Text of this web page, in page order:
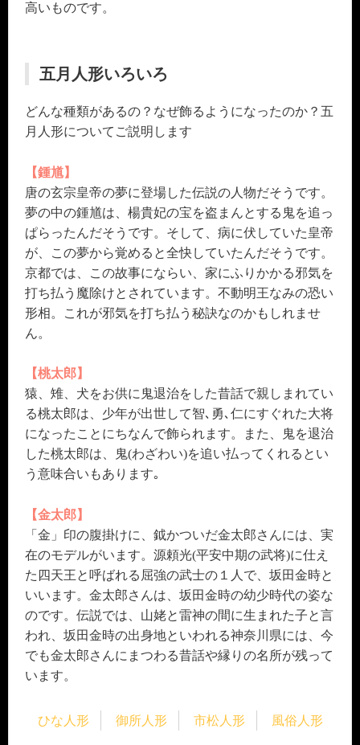
高いものです。
五月人形いろいろ
どんな種類があるの？なぜ飾るようになったのか？五
月人形についてご説明します
【鍾馗】
唐の玄宗皇帝の夢に登場した伝説の人物だそうです。
夢の中の鍾馗は、楊貴妃の宝を盗まんとする鬼を追っ
ぱらったんだそうです。そして、病に伏していた皇帝
が、この夢から覚めると全快していたんだそうです。
京都では、この故事にならい、家にふりかかる邪気を
打ち払う魔除けとされています。不動明王なみの恐い
形相。これが邪気を打ち払う秘訣なのかもしれませ
ん。
【桃太郎】
猿、雉、犬をお供に鬼退治をした昔話で親しまれてい
る桃太郎は、少年が出世して智､勇､仁にすぐれた大将
になったことにちなんで飾られます。また、鬼を退治
した桃太郎は、鬼(わざわい)を追い払ってくれるとい
う意味合いもあります｡
【金太郎】
「金」印の腹掛けに、鉞かついだ金太郎さんには、実
在のモデルがいます。源頼光(平安中期の武将)に仕え
た四天王と呼ばれる屈強の武士の１人で、坂田金時と
いいます。金太郎さんは、坂田金時の幼少時代の姿な
のです。伝説では、山姥と雷神の間に生まれた子と言
われ、坂田金時の出身地といわれる神奈川県には、今
でも金太郎さんにまつわる昔話や縁りの名所が残って
います。
ひな人形 御所人形 市松人形 風俗人形